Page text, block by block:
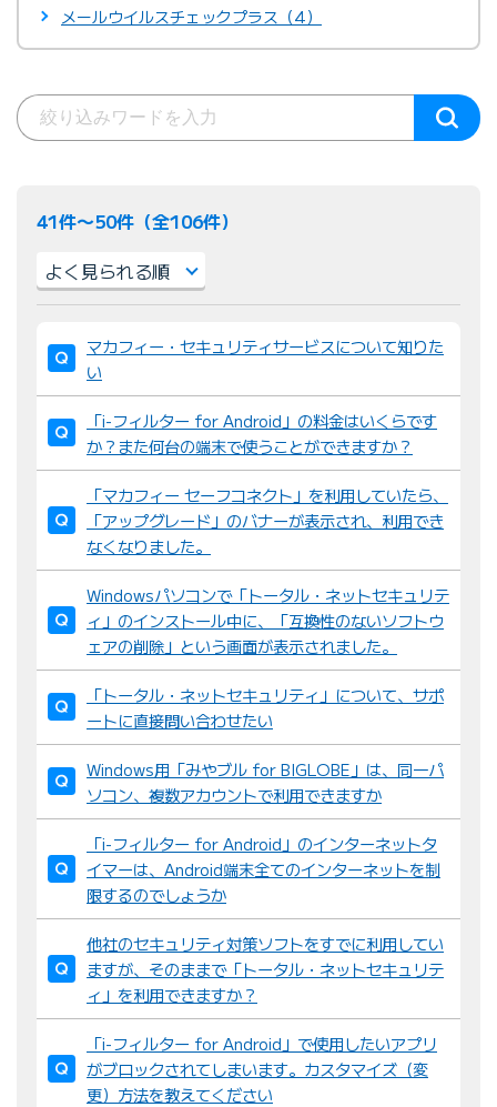
メールウイルスチェックプラス（4）
41件〜50件（全106件）
び
替
え
：
マカフィー・セキュリティサービスについて知りた
い
「i-フィルター for Android」の料金はいくらです
か？また何台の端末で使うことができますか？
「マカフィー セーフコネクト」を利用していたら、
「アップグレード」のバナーが表示され、利用でき
なくなりました。
Windowsパソコンで「トータル・ネットセキュリテ
ィ」のインストール中に、「互換性のないソフトウ
ェアの削除」という画面が表示されました。
「トータル・ネットセキュリティ」について、サポ
ートに直接問い合わせたい
Windows用「みやブル for BIGLOBE」は、同一パ
ソコン、複数アカウントで利用できますか
「i-フィルター for Android」のインターネットタ
イマーは、Android端末全てのインターネットを制
限するのでしょうか
他社のセキュリティ対策ソフトをすでに利用してい
ますが、そのままで「トータル・ネットセキュリテ
ィ」を利用できますか？
「i-フィルター for Android」で使用したいアプリ
がブロックされてしまいます。カスタマイズ（変
更）方法を教えてください